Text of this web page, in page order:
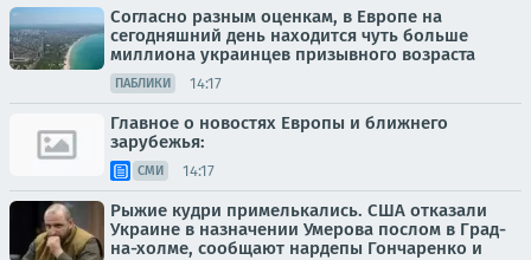
Согласно разным оценкам, в Европе на
сегодняшний день находится чуть больше
миллиона украинцев призывного возраста
ПАБЛИКИ 14:17
Главное о новостях Европы и ближнего
зарубежья:
СМИ 14:17
Рыжие кудри примелькались. США отказали
Украине в назначении Умерова послом в Град-
на-холме, сообщают нардепы Гончаренко и